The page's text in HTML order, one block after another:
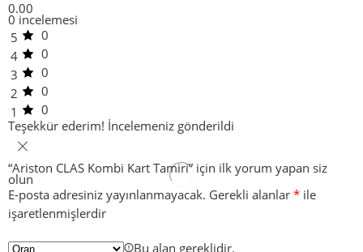
0.00
0 incelemesi
5
0
4
0
3
0
2
0
1
0
Teşekkür ederim! İncelemeniz gönderildi
“Ariston CLAS Kombi Kart Tamiri” için ilk yorum yapan siz
olun
E-posta adresiniz yayınlanmayacak. Gerekli alanlar * ile
işaretlenmişlerdir
Bu alan gereklidir.